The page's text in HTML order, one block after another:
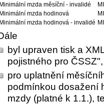
Minimální mzda měsíční - invalidé
Minimální mzda hodinová
Minimální mzda hodinová - invalidé
byl upraven tisk a
pojistného pro ČSSZ",
pro uplatnění
podmínkou dosažení
mzdy (platné k 1.1.),